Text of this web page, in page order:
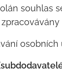
souhlas